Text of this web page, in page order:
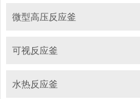
微型高压反应釜
可视反应釜
水热反应釜